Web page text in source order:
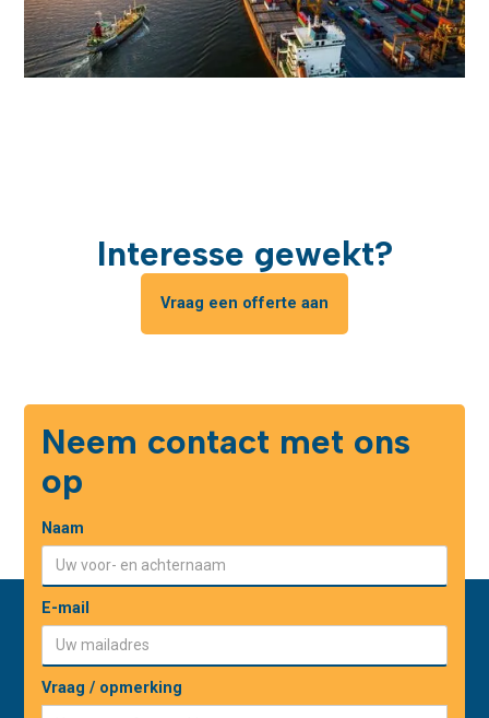
Interesse gewekt?
Vraag een offerte aan
Neem contact met ons
op
Naam
E-mail
Vraag / opmerking